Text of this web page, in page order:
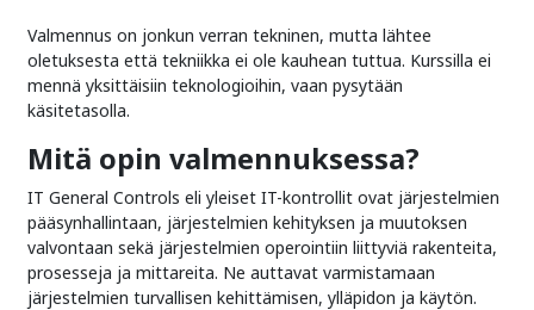
Valmennus on jonkun verran tekninen, mutta lähtee
oletuksesta että tekniikka ei ole kauhean tuttua. Kurssilla ei
mennä yksittäisiin teknologioihin, vaan pysytään
käsitetasolla.
Mitä opin valmennuksessa?
IT General Controls eli yleiset IT-kontrollit ovat järjestelmien
pääsynhallintaan, järjestelmien kehityksen ja muutoksen
valvontaan sekä järjestelmien operointiin liittyviä rakenteita,
prosesseja ja mittareita. Ne auttavat varmistamaan
järjestelmien turvallisen kehittämisen, ylläpidon ja käytön.